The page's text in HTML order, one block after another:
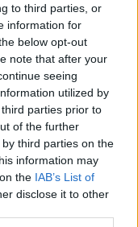
to third parties, or
information for
below opt-out
note that after your
seeing
utilized by
parties prior to
of the further
third parties on the
information may
the IAB’s List of
disclose it to other
előtt,
más piaci
7-én. A benyújtott
az OTP Bank
indokkal
így a jelen
május 30-án
szeptember 10-én...